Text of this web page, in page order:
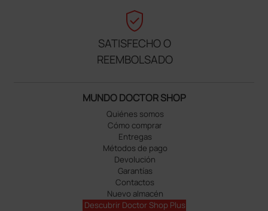
verified_user
SATISFECHO O
REEMBOLSADO
MUNDO DOCTOR SHOP
Quiénes somos
Cómo comprar
Entregas
Métodos de pago
Devolución
Garantías
Contactos
Nuevo almacén
Descubrir Doctor Shop Plus